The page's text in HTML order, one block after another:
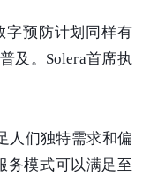
字预防计划同样有
及。Solera首席执
人们独特需求和偏
务模式可以满足至